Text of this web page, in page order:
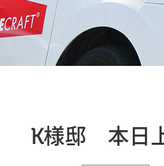
K様邸 本日